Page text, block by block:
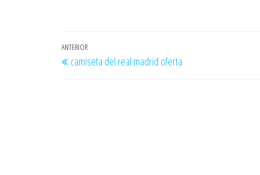
Navegación
de
Entrada
anterior
ANTERIOR
camiseta del real madrid oferta